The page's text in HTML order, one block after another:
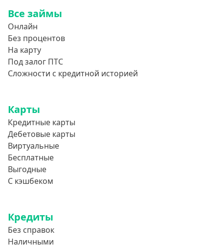
Все займы
Онлайн
Без процентов
На карту
Под залог ПТС
Сложности с кредитной историей
Карты
Кредитные карты
Дебетовые карты
Виртуальные
Бесплатные
Выгодные
С кэшбеком
Кредиты
Без справок
Наличными